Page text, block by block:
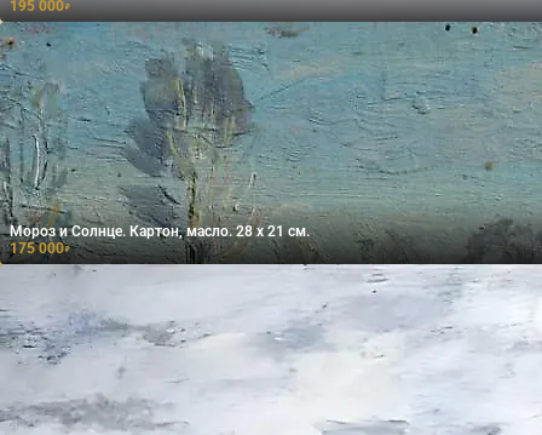
195 000₽
Мороз и Солнце. Картон, масло. 28 х 21 см.
175 000₽